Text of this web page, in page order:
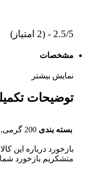
2.5/5 - (2 امتیاز)
مشخصات
نمایش بیشتر
توضیحات
بسته بندی 200 گرمی, 500 گرمی, 1000 گرمی
بازخورد درباره این کالا
متشکریم بازخورد